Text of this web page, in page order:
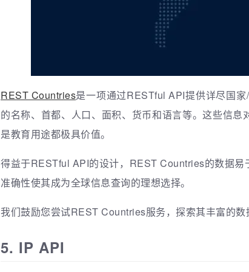
REST Countries是一项通过RESTful API提供详尽国
的名称、首都、人口、面积、货币和语言等。这些信
是教育用途都极具价值。
得益于RESTful API的设计，REST Countries的数据
准确性使其成为全球信息查询的理想选择。
我们鼓励您尝试REST Countries服务，探索其丰富的数
5. IP API